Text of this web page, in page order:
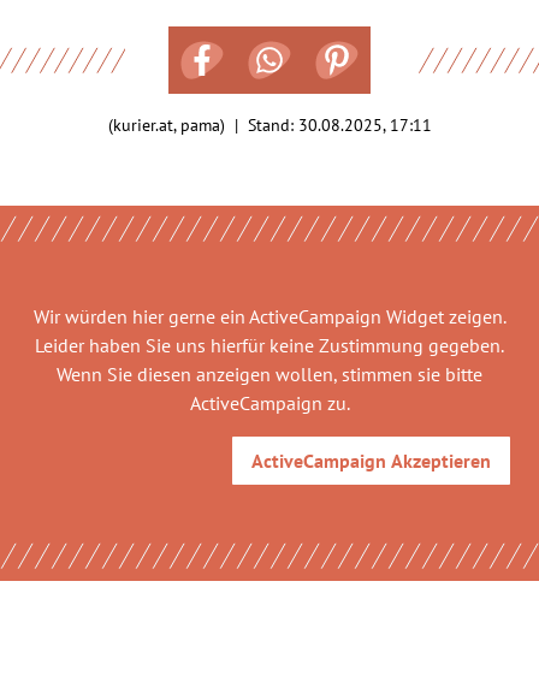
(kurier.at, pama) | Stand: 30.08.2025, 17:11
Wir würden hier gerne ein ActiveCampaign Widgetzeigen.
Leider haben Sie uns hierfür keine Zustimmung gegeben.
Wenn Sie diesen anzeigen wollen, stimmen sie bitte
ActiveCampaign zu.
ActiveCampaign Akzeptieren